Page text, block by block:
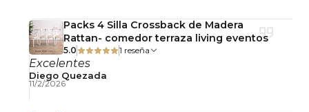
Detalles del Producto
Modelo:Poltrona Pétalo
Color:
Packs 4 Silla Crossback de Madera
Rattan- comedor terraza living eventos
5.0 1 reseña
Excelentes
Diego Quezada
11/2/2026